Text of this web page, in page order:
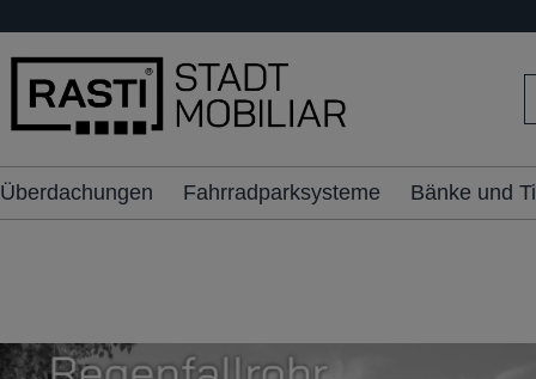
springen
Überdachungen Fahrradparksysteme Bänke und